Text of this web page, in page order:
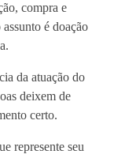
compra e
é doação
da atuação do
deixem de
certo.
represente seu